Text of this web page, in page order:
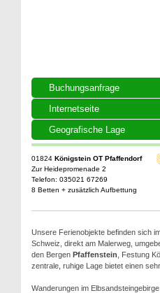
Buchungsanfrage
Internetseite
Geografische Lage
01824 Königstein OT Pfaffendorf
Zur Heidepromenade 2
Telefon: 035021 67269
8 Betten + zusätzlich Aufbettung
Unsere Ferienobjekte befinden sich
Schweiz, direkt am Malerweg,
den Bergen Pfaffenstein , Festung
zentrale, ruhige Lage bietet einen
Wanderungen im Elbsandsteingebirge